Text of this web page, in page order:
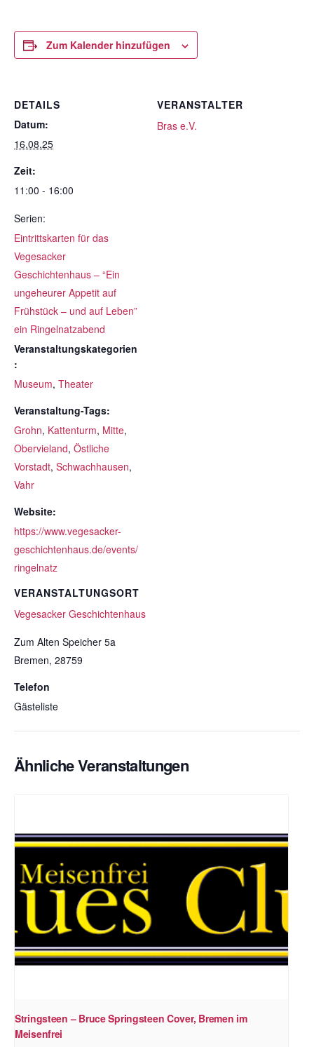
Zum Kalender hinzufügen
DETAILS
Datum:
16.08.25
Zeit:
11:00 - 16:00
Serien:
Eintrittskarten für das
Vegesacker
Geschichtenhaus – “Ein
ungeheurer Appetit auf
Frühstück – und auf Leben”
ein Ringelnatzabend
Veranstaltungskategorien
:
Museum, Theater
Veranstaltung-Tags:
Grohn, Kattenturm, Mitte,
Obervieland, Östliche
Vorstadt, Schwachhausen,
Vahr
Website:
https://www.vegesacker-
geschichtenhaus.de/events/
ringelnatz
VERANSTALTUNGSORT
Vegesacker Geschichtenhaus
Zum Alten Speicher 5a
Bremen, 28759
Telefon
Gästeliste
VERANSTALTER
Bras e.V.
Ähnliche Veranstaltungen
Stringsteen – Bruce Springsteen Cover, Bremen im
Meisenfrei